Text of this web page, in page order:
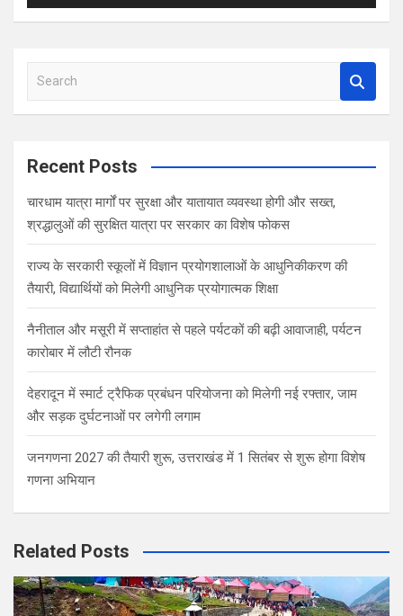
a
cRecent Posts
चारधाम यात्रा मार्गों पर सुरक्षा और यातायात व्यवस्था होगी और सख्त,
श्रद्धालुओं की सुरक्षित यात्रा पर सरकार का विशेष फोकस
राज्य के सरकारी स्कूलों में विज्ञान प्रयोगशालाओं के आधुनिकीकरण की
तैयारी, विद्यार्थियों को मिलेगी आधुनिक प्रयोगात्मक शिक्षा
नैनीताल और मसूरी में सप्ताहांत से पहले पर्यटकों की बढ़ी आवाजाही, पर्यटन
कारोबार में लौटी रौनक
देहरादून में स्मार्ट ट्रैफिक प्रबंधन परियोजना को मिलेगी नई रफ्तार, जाम
और सड़क दुर्घटनाओं पर लगेगी लगाम
जनगणना 2027 की तैयारी शुरू, उत्तराखंड में 1 सितंबर से शुरू होगा विशेष
गणना अभियान
Related Posts